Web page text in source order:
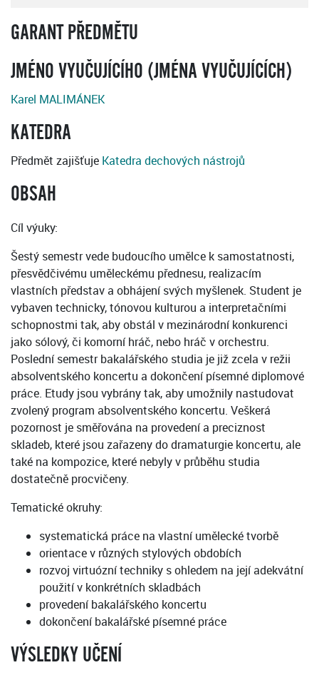
GARANT PŘEDMĚTU
JMÉNO VYUČUJÍCÍHO (JMÉNA VYUČUJÍCÍCH)
Karel MALIMÁNEK
KATEDRA
Předmět zajišťuje Katedra dechových nástrojů
OBSAH
Cíl výuky:
Šestý semestr vede budoucího umělce k samostatnosti,
přesvědčivému uměleckému přednesu, realizacím
vlastních představ a obhájení svých myšlenek. Student je
vybaven technicky, tónovou kulturou a interpretačními
schopnostmi tak, aby obstál v mezinárodní konkurenci
jako sólový, či komorní hráč, nebo hráč v orchestru.
Poslední semestr bakalářského studia je již zcela v režii
absolventského koncertu a dokončení písemné diplomové
práce. Etudy jsou vybrány tak, aby umožnily nastudovat
zvolený program absolventského koncertu. Veškerá
pozornost je směřována na provedení a preciznost
skladeb, které jsou zařazeny do dramaturgie koncertu, ale
také na kompozice, které nebyly v průběhu studia
dostatečně procvičeny.
Tematické okruhy:
systematická práce na vlastní umělecké tvorbě
orientace v různých stylových obdobích
rozvoj virtuózní techniky s ohledem na její adekvátní
použití v konkrétních skladbách
provedení bakalářského koncertu
dokončení bakalářské písemné práce
VÝSLEDKY UČENÍ